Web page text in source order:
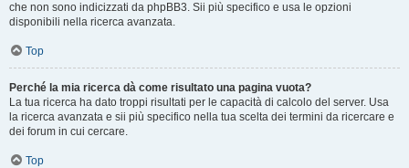
che non sono indicizzati da phpBB3. Sii più specifico e usa le opzioni
disponibili nella ricerca avanzata.
Top
Perché la mia ricerca dà come risultato una pagina vuota?
La tua ricerca ha dato troppi risultati per le capacità di calcolo del server. Usa
la ricerca avanzata e sii più specifico nella tua scelta dei termini da ricercare e
dei forum in cui cercare.
Top